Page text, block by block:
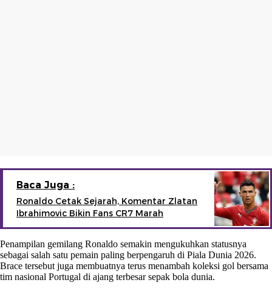
Baca Juga :
Ronaldo Cetak Sejarah, Komentar Zlatan
Ibrahimovic Bikin Fans CR7 Marah
Penampilan gemilang Ronaldo semakin mengukuhkan statusnya
sebagai salah satu pemain paling berpengaruh di Piala Dunia 2026.
Brace tersebut juga membuatnya terus menambah koleksi gol bersama
tim nasional Portugal di ajang terbesar sepak bola dunia.